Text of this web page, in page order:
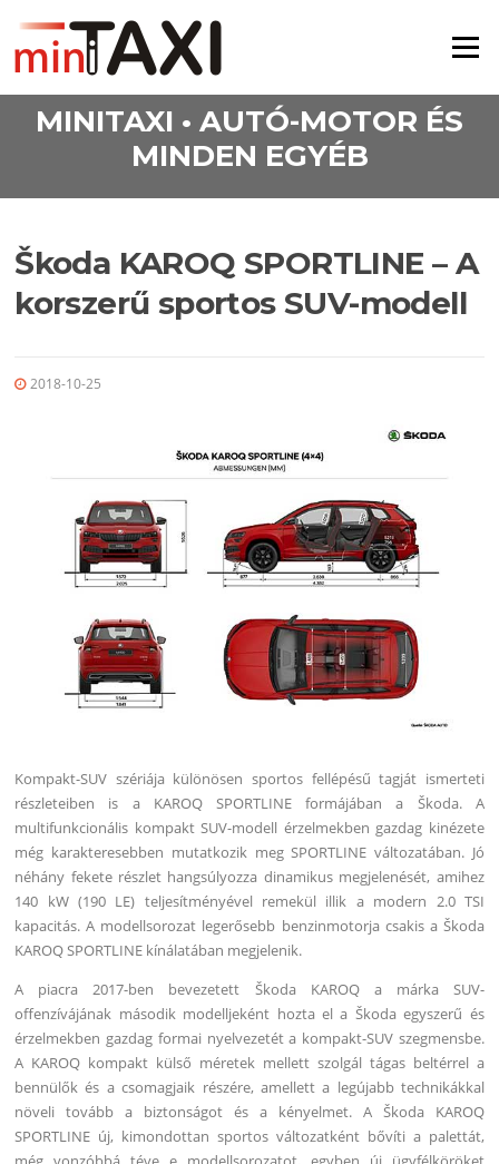
Menü
MINITAXI • AUTÓ-MOTOR ÉS
MINDEN EGYÉB
Škoda KAROQ SPORTLINE – A
korszerű sportos SUV-modell
2018-10-25
Kompakt-SUV szériája különösen sportos fellépésű tagját ismerteti
részleteiben is a KAROQ SPORTLINE formájában a Škoda. A
multifunkcionális kompakt SUV-modell érzelmekben gazdag kinézete
még karakteresebben mutatkozik meg SPORTLINE változatában. Jó
néhány fekete részlet hangsúlyozza dinamikus megjelenését, amihez
140 kW (190 LE) teljesítményével remekül illik a modern 2.0 TSI
kapacitás. A modellsorozat legerősebb benzinmotorja csakis a Škoda
KAROQ SPORTLINE kínálatában megjelenik.
A piacra 2017-ben bevezetett Škoda KAROQ a márka SUV-
offenzívájának második modelljeként hozta el a Škoda egyszerű és
érzelmekben gazdag formai nyelvezetét a kompakt-SUV szegmensbe.
A KAROQ kompakt külső méretek mellett szolgál tágas beltérrel a
bennülők és a csomagjaik részére, amellett a legújabb technikákkal
növeli tovább a biztonságot és a kényelmet. A Škoda KAROQ
SPORTLINE új, kimondottan sportos változatként bővíti a palettát,